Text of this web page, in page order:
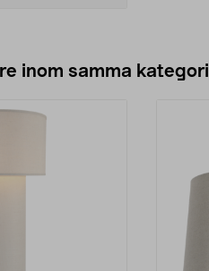
inom samma kategori